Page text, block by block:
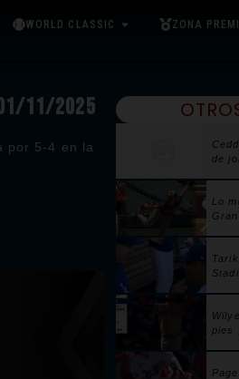
WORLD CLASSIC ZONA
01/11/2025
por 5-4 en la
de
Lo
pies